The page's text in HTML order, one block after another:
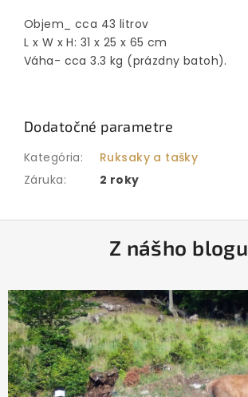
Objem_ cca 43 litrov
L x W x H: 31 x 25 x 65 cm
Váha- cca 3.3 kg (prázdny batoh).
Dodatočné parametre
Kategória:
Ruksaky a tašky
Záruka: 2 roky
ä
e
Z nášho blogu